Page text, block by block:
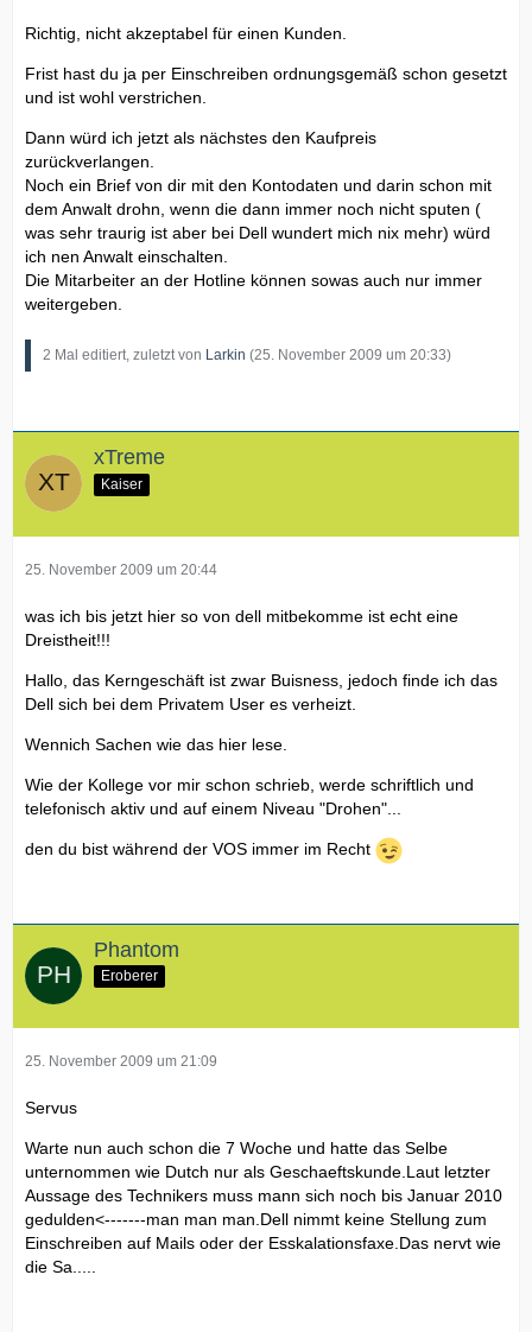
Richtig, nicht akzeptabel für einen Kunden.
Frist hast du ja per Einschreiben ordnungsgemäß schon gesetzt
und ist wohl verstrichen.
Dann würd ich jetzt als nächstes den Kaufpreis
zurückverlangen.
Noch ein Brief von dir mit den Kontodaten und darin schon mit
dem Anwalt drohn, wenn die dann immer noch nicht sputen (
was sehr traurig ist aber bei Dell wundert mich nix mehr) würd
ich nen Anwalt einschalten.
Die Mitarbeiter an der Hotline können sowas auch nur immer
weitergeben.
2 Mal editiert, zuletzt von Larkin (25. November 2009 um 20:33)
xTreme
Kaiser
25. November 2009 um 20:44
was ich bis jetzt hier so von dell mitbekomme ist echt eine
Dreistheit!!!
Hallo, das Kerngeschäft ist zwar Buisness, jedoch finde ich das
Dell sich bei dem Privatem User es verheizt.
Wennich Sachen wie das hier lese.
Wie der Kollege vor mir schon schrieb, werde schriftlich und
telefonisch aktiv und auf einem Niveau "Drohen"...
den du bist während der VOS immer im Recht
Phantom
Eroberer
25. November 2009 um 21:09
Servus
Warte nun auch schon die 7 Woche und hatte das Selbe
unternommen wie Dutch nur als Geschaeftskunde.Laut letzter
Aussage des Technikers muss mann sich noch bis Januar 2010
gedulden<-------man man man.Dell nimmt keine Stellung zum
Einschreiben auf Mails oder der Esskalationsfaxe.Das nervt wie
die Sa.....